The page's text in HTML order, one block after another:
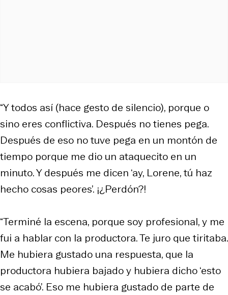
“Y todos así (hace gesto de silencio), porque o
sino eres conflictiva. Después no tienes pega.
Después de eso no tuve pega en un montón de
tiempo porque me dio un ataquecito en un
minuto. Y después me dicen ‘ay, Lorene, tú haz
hecho cosas peores’. ¡¿Perdón?!
“Terminé la escena, porque soy profesional, y me
fui a hablar con la productora. Te juro que tiritaba.
Me hubiera gustado una respuesta, que la
productora hubiera bajado y hubiera dicho ‘esto
se acabó’. Eso me hubiera gustado de parte de